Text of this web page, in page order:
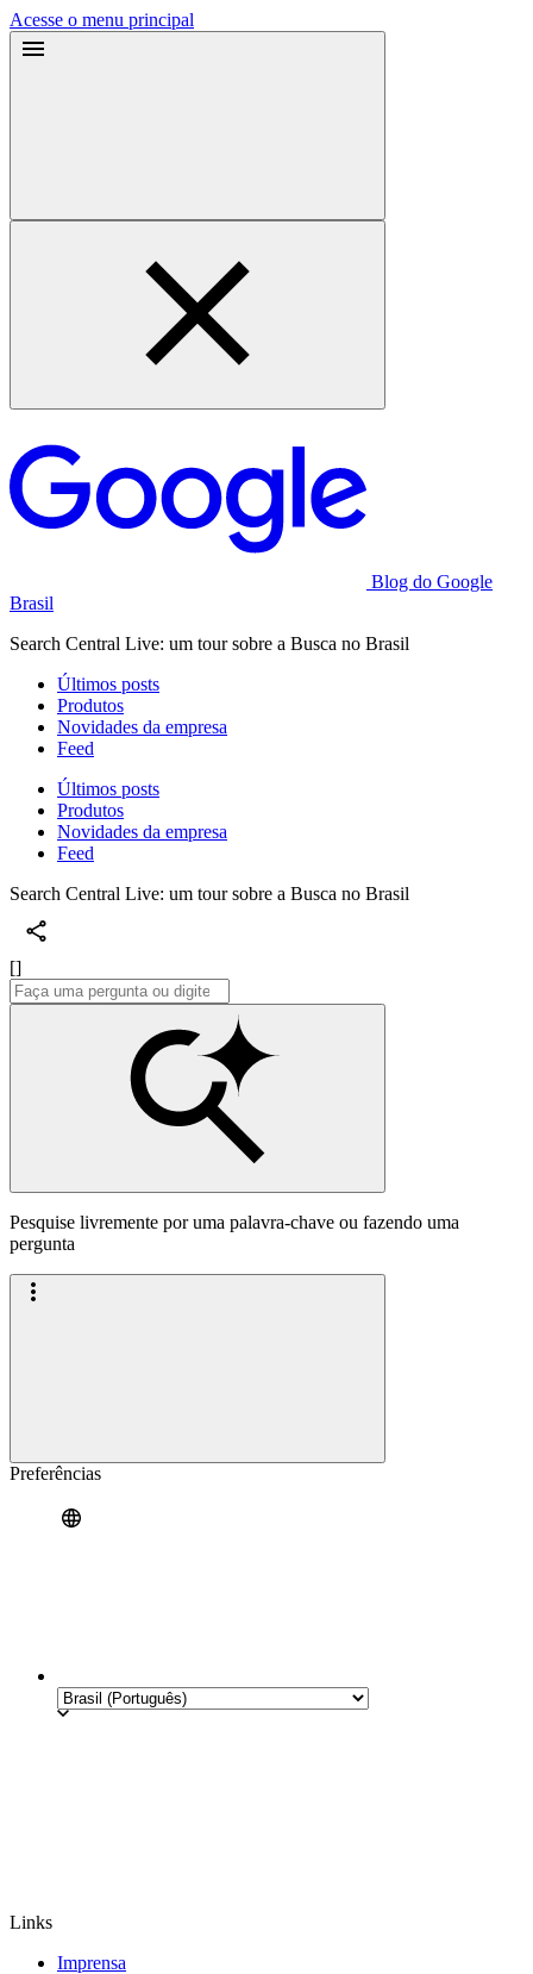
Acesse o menu principal
Blog do Google
Brasil
Search Central Live: um tour sobre a Busca no Brasil
Últimos posts
Produtos
Novidades da empresa
Feed
Últimos posts
Produtos
Novidades da empresa
Feed
Search Central Live: um tour sobre a Busca no Brasil
[]
Pesquise livremente por uma palavra-chave ou fazendo uma
pergunta
Preferências
Links
Imprensa